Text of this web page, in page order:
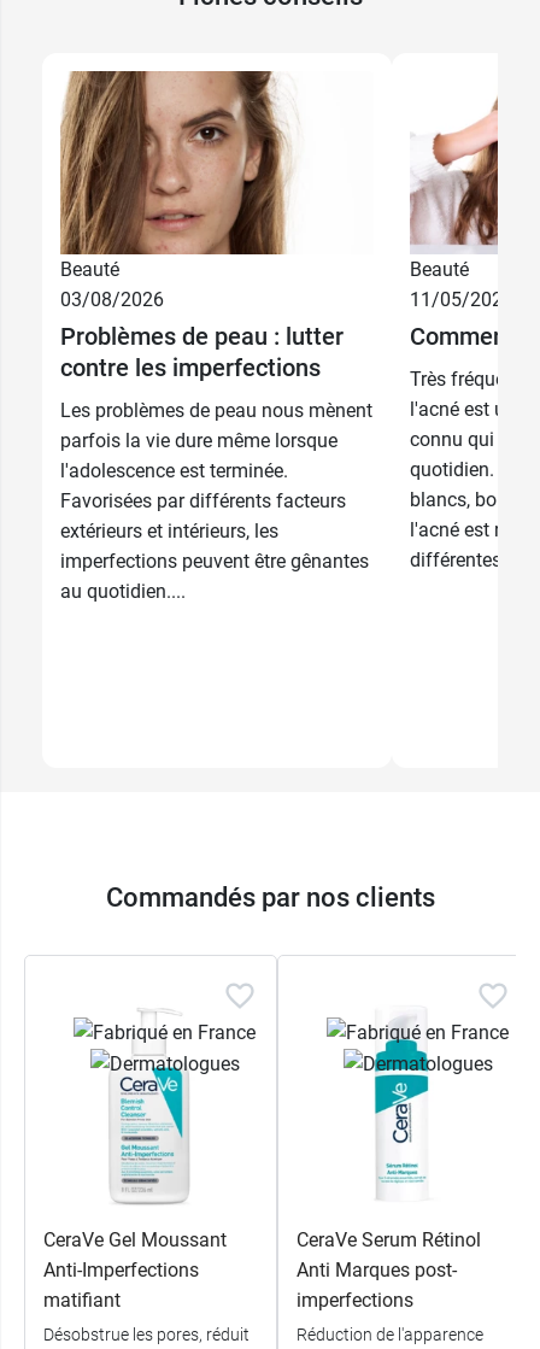
Après avoir nettoyé votre visage avec l'Argile-
Moussante Nettoyante Anti-imperfections
CeraVe, pensez à utiliser le
soin concentré anti-
imperfections CeraVe.
Conditionnement :tube de 118 ml
Beauté
03/08/2026
Problèmes de peau : lutter
contre les imperfections
Les problèmes de peau nous mènent
parfois la vie dure même lorsque
l'adolescence est terminée.
Favorisées par différents facteurs
extérieurs et intérieurs, les
imperfections peuvent être gênantes
au quotidien....
Beauté
11/05/2026
Comment
Très fréquente
l'acné est un
connu qui
quotidien.
blancs,
l'acné est
différentes...
Commandés par nos clients
CeraVe Gel Moussant
Anti-Imperfections
matifiant
Désobstrue les pores, réduit
CeraVe Serum Rétinol
Anti Marques post-
imperfections
Réduction de l'apparence